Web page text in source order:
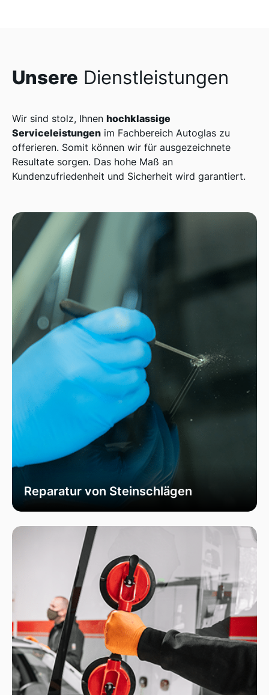
Unsere Dienstleistungen
Wir sind stolz, Ihnen hochklassige
Serviceleistungen im Fachbereich Autoglas zu
offerieren. Somit können wir für ausgezeichnete
Resultate sorgen. Das hohe Maß an
Kundenzufriedenheit und Sicherheit wird garantiert.
Reparatur von Steinschlägen
Sicherheit Ihrer Fahrzeugscheibe zu
gewährleisten. Vermeiden Sie größere Risse und
Schäden durch unser spezialisiertes Verfahren,
das die Integrität Ihrer Scheibe effektiv
wiederherstellt.